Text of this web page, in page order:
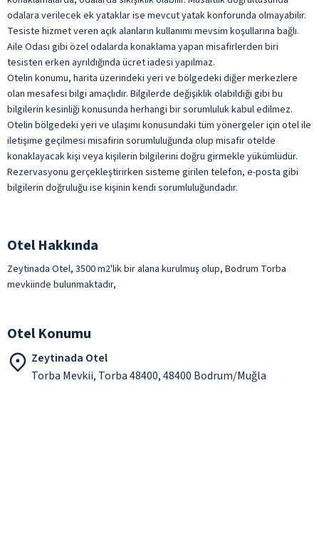
odalara verilecek ek yataklar ise mevcut yatak konforunda olmayabilir.
Tesiste hizmet veren açık alanların kullanımı mevsim koşullarına bağlı.
Aile Odası gibi özel odalarda konaklama yapan misafirlerden biri
tesisten erken ayrıldığında ücret iadesi yapılmaz.
Otelin konumu, harita üzerindeki yeri ve bölgedeki diğer merkezlere
olan mesafesi bilgi amaçlıdır. Bilgilerde değişiklik olabildiği gibi bu
bilgilerin kesinliği konusunda herhangi bir sorumluluk kabul edilmez.
Otelin bölgedeki yeri ve ulaşımı konusundaki tüm yönergeler için otel ile
iletişime geçilmesi misafirin sorumluluğunda olup misafir otelde
konaklayacak kişi veya kişilerin bilgilerini doğru girmekle yükümlüdür.
Rezervasyonu gerçekleştirirken sisteme girilen telefon, e-posta gibi
bilgilerin doğruluğu ise kişinin kendi sorumluluğundadır.
Otel Hakkında
Zeytinada Otel, 3500 m2'lik bir alana kurulmuş olup, Bodrum Torba
mevkiinde bulunmaktadır,
Otel Konumu
Zeytinada Otel
Torba Mevkii, Torba 48400, 48400 Bodrum/Muğla